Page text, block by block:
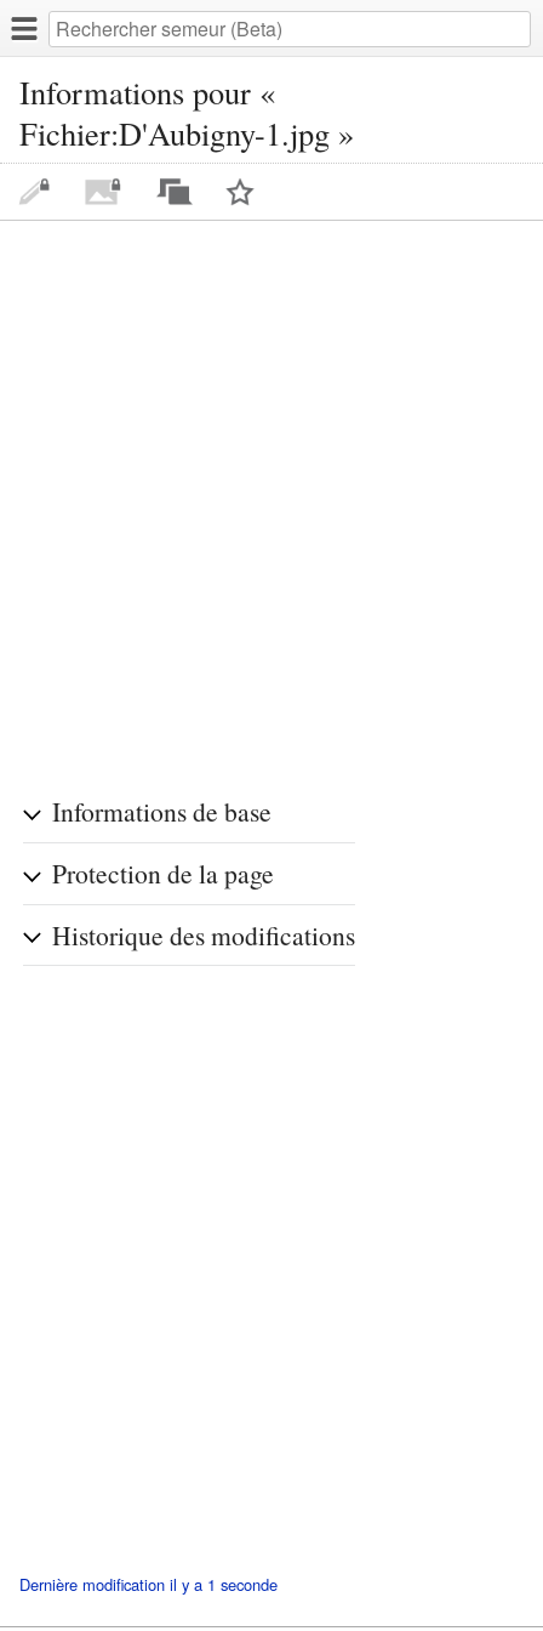
Informations pour «
Fichier:D'Aubigny-1.jpg »
Informations de base
Protection de la page
Historique des modifications
Dernière modification il y a 1 seconde